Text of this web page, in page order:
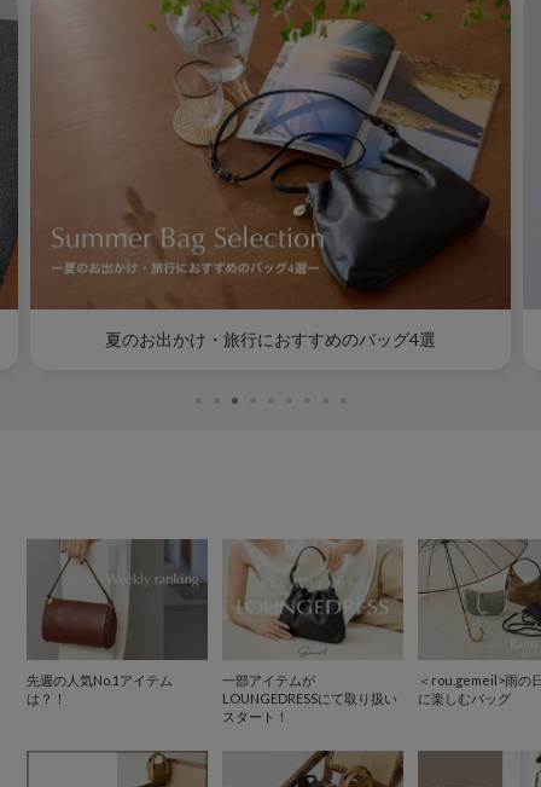
夏のお出かけ・旅行におすすめのバッグ4選
先週の人気No.1アイテム
は？！
一部アイテムが
LOUNGEDRESSにて取り扱い
スタート！
＜rou.gemeil>雨の
に楽しむバッグ